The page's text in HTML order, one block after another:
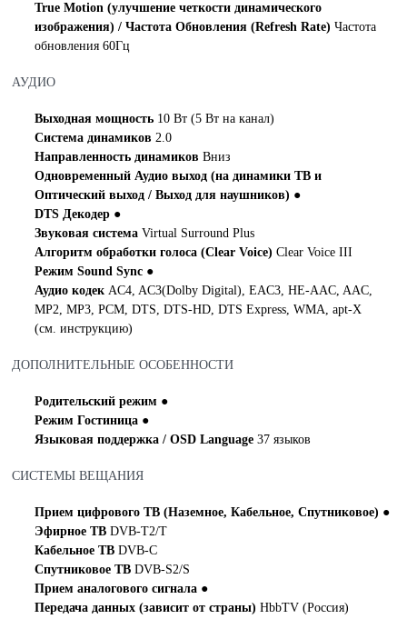
True Motion (улучшение четкости динамического
изображения) / Частота Обновления (Refresh Rate)Частота
обновления 60Гц
АУДИО
Выходная мощность 10 Вт (5 Вт на канал)
Система динамиков2.0
Направленность динамиковВниз
Одновременный Аудио выход (на динамики TB и
Оптический выход / Выход для наушников) ●
DTS Декодер ●
Звуковая системаVirtual Surround Plus
Алгоритм обработки голоса (Clear Voice)Clear Voice III
Режим Sound Sync ●
Аудио кодекAC4, AC3(Dolby Digital), EAC3, HE-AAC, AAC,
MP2, MP3, PCM, DTS, DTS-HD, DTS Express, WMA, apt-X
(см. инструкцию)
ДОПОЛНИТЕЛЬНЫЕ ОСОБЕННОСТИ
Родительский режим ●
Режим Гостиница ●
Языковая поддержка / OSD Language37 языков
СИСТЕМЫ ВЕЩАНИЯ
Прием цифрового ТВ (Наземное, Кабельное, Спутниковое) ●
Эфирное ТВDVB-T2/T
Кабельное ТВDVB-C
Спутниковое ТВDVB-S2/S
Прием аналогового сигнала ●
Передача данных (зависит от страны)HbbTV (Россия)